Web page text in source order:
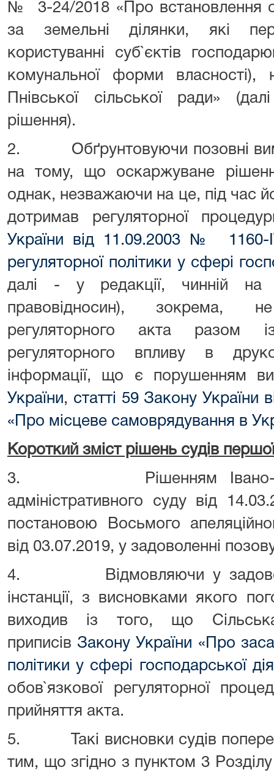
№ 3-24/2018 «Про встановлення
за земельні ділянки, які
користуванні суб`єктів
комунальної форми власності),
Пнівської сільської ради»
рішення).
2. Обґрунтовуючи позовні
на тому, що оскаржуване
однак, незважаючи на це, під час
дотримав регуляторної
України від 11.09.2003 № 1160-
регуляторної політики у сфері
далі - у редакції, чинній на
правовідносин), зокрема,
регуляторного акта разом
регуляторного впливу в
інформації, що є порушенням
України, статті 59 Закону
«Про місцеве самоврядування в
Короткий зміст рішень судів
3. Рішенням Івано-
адміністративного суду від
постановою Восьмого
від 03.07.2019, у задоволенні
4. Відмовляючи у
інстанції, з висновками якого
виходив із того, що
приписів Закону України «Про
політики у сфері господарської
обов`язкової регуляторної
прийняття акта.
5. Такі висновки судів
тим, що згідно з пунктом 3 Розділу